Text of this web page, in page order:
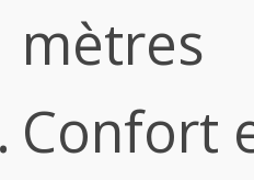
mètres
Confort